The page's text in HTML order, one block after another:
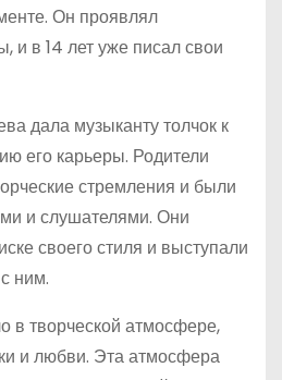
Он проявлял
и в 14 лет уже писал свои
дала музыканту толчок к
его карьеры. Родители
стремления и были
и слушателями. Они
своего стиля и выступали
ним.
в творческой атмосфере,
и любви. Эта атмосфера